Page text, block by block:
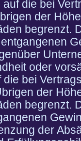
die bei
der
begrenzt.
oder
die bei
der
begrenzt.
der